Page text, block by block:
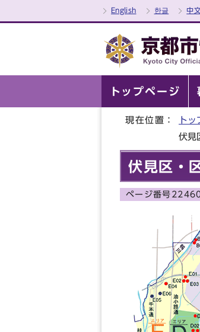
English 한글 中
トップページ
現在位置： ト
伏見
伏見区・
ページ番号